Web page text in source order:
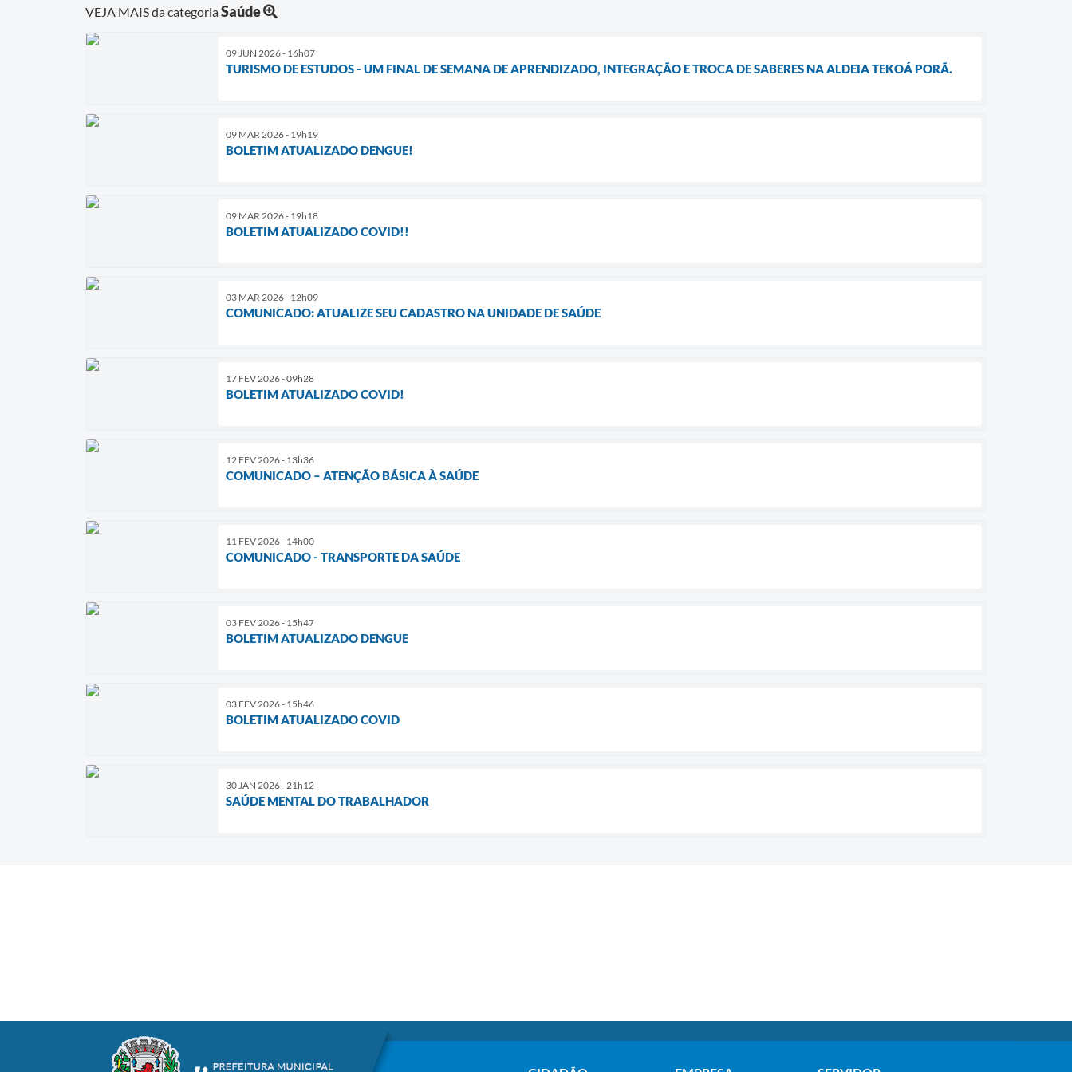
VEJA MAIS da categoriaSaúde
09 JUN 2026 - 16h07
TURISMO DE ESTUDOS - UM FINAL DE SEMANA DE APRENDIZADO, INTEGRAÇÃO E TROCA DE SABERES NA ALDEIA TEKOÁ PORÃ.
09 MAR 2026 - 19h19
BOLETIM ATUALIZADO DENGUE!
09 MAR 2026 - 19h18
BOLETIM ATUALIZADO COVID!!
03 MAR 2026 - 12h09
COMUNICADO: ATUALIZE SEU CADASTRO NA UNIDADE DE SAÚDE
17 FEV 2026 - 09h28
BOLETIM ATUALIZADO COVID!
12 FEV 2026 - 13h36
COMUNICADO – ATENÇÃO BÁSICA À SAÚDE
11 FEV 2026 - 14h00
COMUNICADO - TRANSPORTE DA SAÚDE
03 FEV 2026 - 15h47
BOLETIM ATUALIZADO DENGUE
03 FEV 2026 - 15h46
BOLETIM ATUALIZADO COVID
30 JAN 2026 - 21h12
SAÚDE MENTAL DO TRABALHADOR